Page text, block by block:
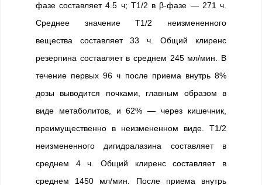
фазе составляет 4.5 ч; T1/2 в β-фазе — 271 ч.
Среднее значение T1/2 неизмененного
вещества составляет 33 ч. Общий клиренс
резерпина составляет в среднем 245 мл/мин. В
течение первых 96 ч после приема внутрь 8%
дозы выводится почками, главным образом в
виде метаболитов, и 62% — через кишечник,
преимущественно в неизмененном виде. T1/2
неизмененного дигидралазина составляет в
среднем 4 ч. Общий клиренс составляет в
среднем 1450 мл/мин. После приема внутрь